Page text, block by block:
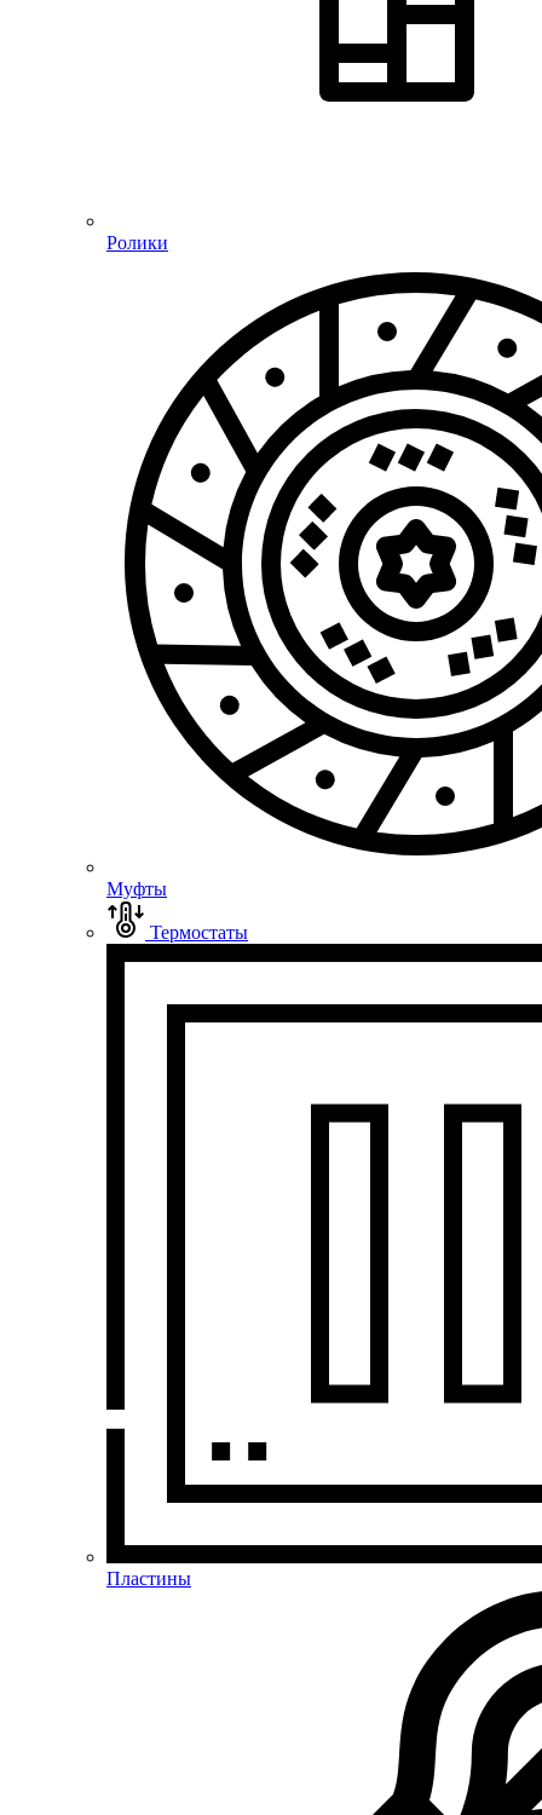
Ролики
Муфты
Термостаты
Пластины